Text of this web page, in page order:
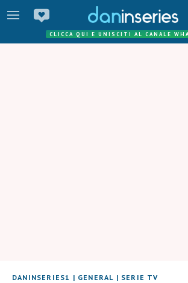
CLICCA QUI E UNISCITI AL CANALE
DANINSERIES1 | GENERAL | SERIE TV